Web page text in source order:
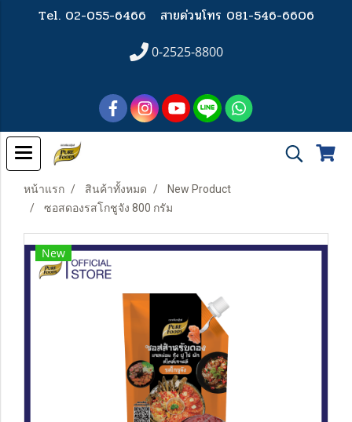
Tel. 02-055-6466 สายด่วนโทร 081-546-6606
0-2525-8800
หน้าแรก สินค้าทั้งหมด
New Product
ซอสดองรสโกชูจัง 800 กรัม
New